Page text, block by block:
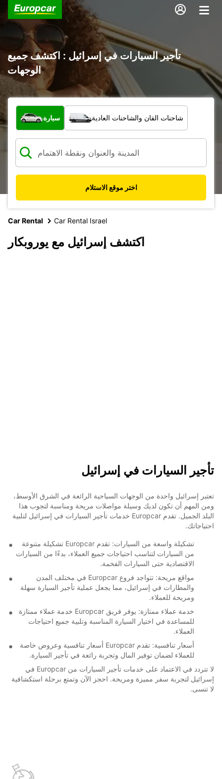
تأجير السيارات في إسرائيل : اكتشف جميع
الوجهات
ما نوع المركبة؟
سيارة شاحنات الفان والشاحنات العادية
اختر موقع الاستلام
Car Rental Car Rental Israel
اكتشف إسرائيل مع يوروبكار
تأجير السيارات في إسرائيل
تعتبر إسرائيل واحدة من الوجهات السياحية الرائعة في الشرق الأوسط،
ومن المهم أن تكون لديك وسيلة مواصلات مريحة ومناسبة لتجوب هذا
البلد الجميل. تقدم Europcar خدمات تأجير السيارات في إسرائيل لتلبية
احتياجاتك.
تشكيلة واسعة من السيارات: تقدم Europcar تشكيلة متنوعة
من السيارات لتناسب احتياجات جميع العملاء، بدءًا من السيارات
الاقتصادية حتى السيارات الفخمة.
مواقع مريحة: تتواجد فروع Europcar في مختلف المدن
والمطارات في إسرائيل، مما يجعل عملية تأجير السيارة سهلة
ومريحة للعملاء.
خدمة عملاء ممتازة: يوفر فريق Europcar خدمة عملاء ممتازة
للمساعدة في اختيار السيارة المناسبة وتلبية جميع احتياجات
العملاء.
أسعار تنافسية: تقدم Europcar أسعار تنافسية وعروض خاصة
للعملاء لضمان توفير المال وتجربة رائعة في تأجير السيارة.
لا تتردد في الاعتماد على خدمات تأجير السيارات من Europcar في
إسرائيل لتجربة سفر مميزة ومريحة. احجز الآن وتمتع برحلة استكشافية
لا تنسى.